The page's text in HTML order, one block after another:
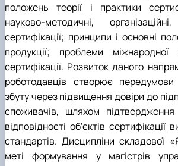
положень теорії і практики
науково-методичні,
сертифікації; принципи і основні
продукції; проблеми
сертифікації. Розвиток даного
роботодавців створює
збуту через підвищення довіри до
споживачів, шляхом
відповідності об’єктів
стандартів. Дисципліни складової
меті формування у магістрів